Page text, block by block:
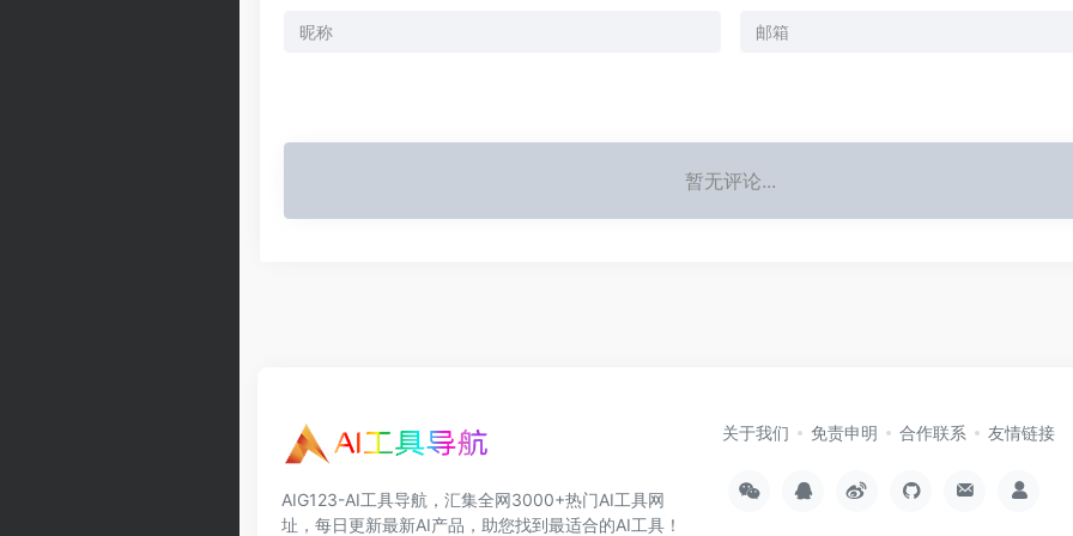
暂无评论...
AIG123-AI工具导航，汇集全网3000+热门AI工具网
址，每日更新最新AI产品，助您找到最适合的AI工具！
关于我们 免责申明 合作联系 友情链接